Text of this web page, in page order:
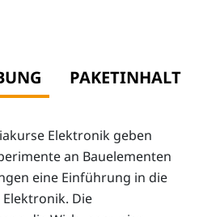
PAKETINHALT
Elektronik geben
an Bauelementen
eine Einführung in die
Die